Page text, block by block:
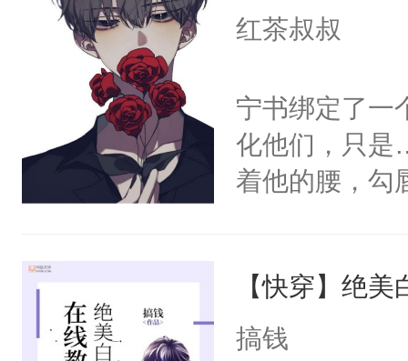
红茶叔叔
宁书绑定了一
化他们，只是
着他的腰，勾
来，给老公
用力——为你
【快穿】绝
搞钱